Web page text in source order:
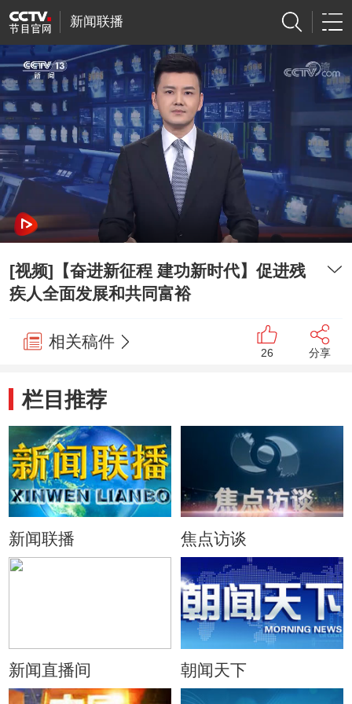
新闻联播
[视频]【奋进新征程 建功新时代】促进残
疾人全面发展和共同富裕
相关稿件
26 分享
栏目推荐
新闻联播 焦点访谈
新闻直播间 朝闻天下